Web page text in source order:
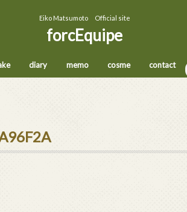
Eiko Matsumoto Official site
forcEquipe
diary memo cosme contact